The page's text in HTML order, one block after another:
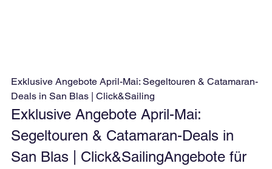
Exklusive Angebote April-Mai: Segeltouren & Catamaran-
Deals in San Blas | Click&Sailing
Exklusive Angebote April-Mai:
Segeltouren & Catamaran-Deals in
San Blas | Click&SailingAngebote für